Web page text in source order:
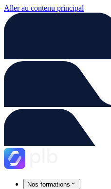
Aller au contenu principal
Nos formations